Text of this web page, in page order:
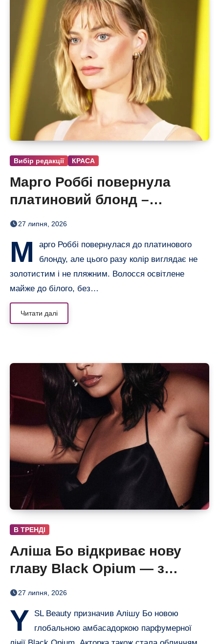
Вибір редакції КРАСА
Марго Роббі повернула
платиновий блонд –
настільки світлого волосся
27 липня, 2026
М
арго Роббі повернулася до платинового
блонду, але цього разу колір виглядає не
золотистим і не пляжним. Волосся освітлене
майже до білого, без…
Читати далі
В ТРЕНДІ
Аліша Бо відкриває нову
главу Black Opium — з
ароматом полуниці, кави й
27 липня, 2026
Y
SL Beauty призначив Алішу Бо новою
глобальною амбасадоркою парфумерної